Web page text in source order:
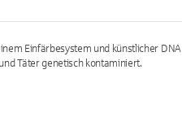
Einfärbesystem und künstlicher DNA
Täter genetisch kontaminiert.